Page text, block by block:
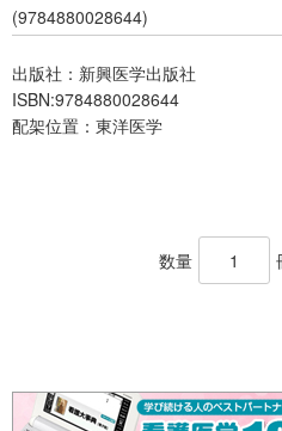
(9784880028644)
出版社：新興医学出版社
ISBN:9784880028644
配架位置：東洋医学
数量